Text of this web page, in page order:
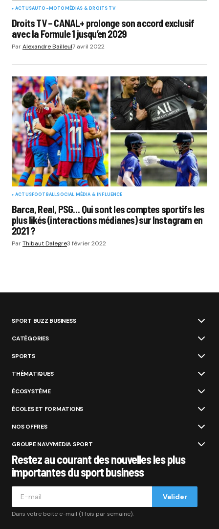
ACTUSAUTO-MOTOMÉDIAS & DROITS TV
Droits TV – CANAL+ prolonge son accord exclusif
avec la Formule 1 jusqu’en 2029
ParAlexandre Bailleul7 avril 2022
ACTUSFOOTBALLSOCIAL MÉDIA & INFLUENCE
Barca, Real, PSG… Qui sont les comptes sportifs les
plus likés (interactions médianes) sur Instagram en
2021 ?
ParThibaut Dalegre3 février 2022
SPORT BUZZ BUSINESS
CATÉGORIES
SPORTS
THÉMATIQUES
ÉCOSYSTÈME
ÉCOLES ET FORMATIONS
NOS OFFRES
GROUPE NAVYMEDIA SPORT
Restez au courant des nouvelles les plus
importantes du sport business
Valider
Dans votre boite e-mail (1 fois par semaine).